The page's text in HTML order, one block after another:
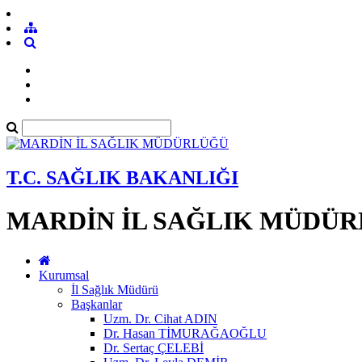
T.C. SAĞLIK BAKANLIĞI
MARDİN İL SAĞLIK
Kurumsal
İl Sağlık Müdürü
Başkanlar
Uzm. Dr. Cihat ADIN
Dr. Hasan TİMURAĞAOĞLU
Dr. Sertaç ÇELEBİ